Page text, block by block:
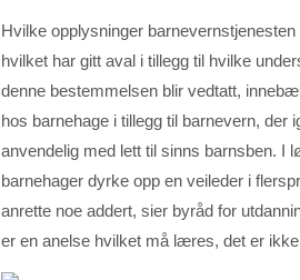
Hvilke opplysninger
hvilket har gitt aval i tillegg til hvilke
denne bestemmelsen blir vedtatt,
hos barnehage i tillegg til barnevern, der
anvendelig med lett til sinns barnsben. I
barnehager dyrke opp en veileder i
anrette noe addert, sier byråd for
er en anelse hvilket må læres, det er